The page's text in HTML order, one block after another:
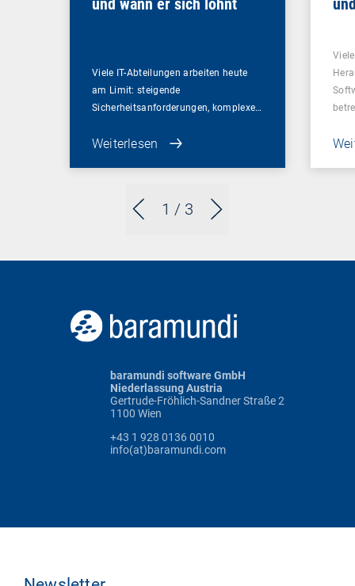
1 / 3
und wann er sich lohnt
Viele IT-Abteilungen arbeiten heute
am Limit: steigende
Sicherheitsanforderungen, komplexe…
Weiterlesen
baramundi software GmbH
Niederlassung Austria
Gertrude-Fröhlich-Sandner Straße 2
1100 Wien
+43 1 928 0136 0010
info(at)baramundi.com